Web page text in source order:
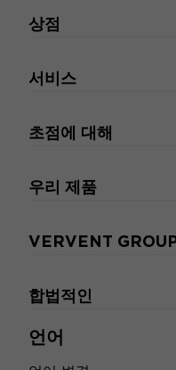
언어
상점
서비스
초점에 대해
우리 제품
VERVENT
합법적인